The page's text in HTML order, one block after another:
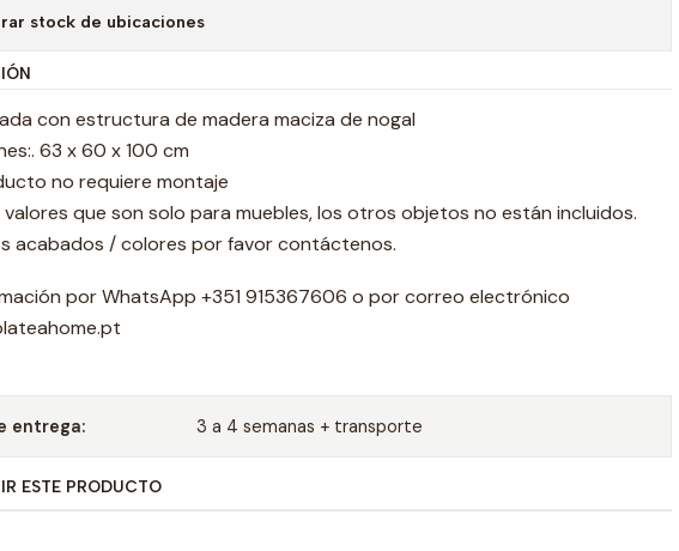
stock de ubicaciones
con estructura de madera maciza de nogal
63 x 60 x 100 cm
no requiere montaje
valores que son solo para muebles, los otros objetos no están incluidos.
acabados / colores por favor contáctenos.
por WhatsApp +351 915367606 o por correo electrónico
entrega: 3 a 4 semanas + transporte
ESTE PRODUCTO